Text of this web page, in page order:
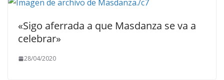
«Sigo aferrada a que Masdanza se va a
celebrar»
28/04/2020